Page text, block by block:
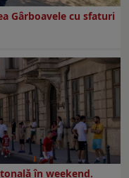
Gârboavele cu sfaturi
în weekend.